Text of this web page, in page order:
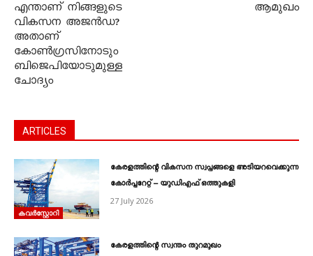
എന്താണ് നിങ്ങളുടെ
വികസന അജൻഡ?
അതാണ്
കോൺഗ്രസിനോടും
ബിജെപിയോടുമുള്ള
ചോദ്യം
ആമുഖം
ARTICLES
കവര്‍സ്റ്റോറി
കേരളത്തിന്റെ വികസന സ്വപ്നങ്ങളെ അടിയറവെക്കുന്ന
കോർപ്പറേറ്റ് – യുഡിഎഫ് ഒത്തുകളി
27 July 2026
കേരളത്തിന്റെ സ്വന്തം തുറമുഖം